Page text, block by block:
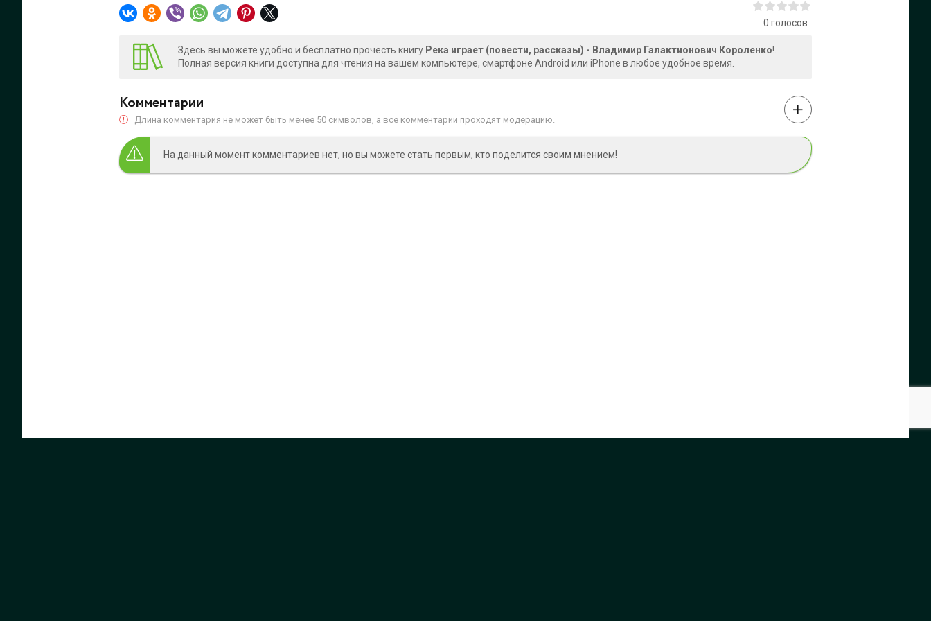
0 голосов
Здесь вы можете удобно и бесплатно прочесть книгу Река играет (повести, рассказы) - Владимир Галактионович Короленко!.
Полная версия книги доступна для чтения на вашем компьютере, смартфоне Android или iPhone в любое удобное время.
Комментарии
Длина комментария не может быть менее 50 символов, а все комментарии проходят модерацию.
На данный момент комментариев нет, но вы можете стать первым, кто поделится своим мнением!